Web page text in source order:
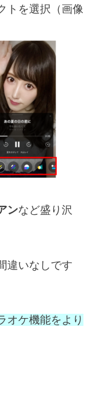
トを選択（画像
ンなど盛り沢
違いなしです
オケ機能をより